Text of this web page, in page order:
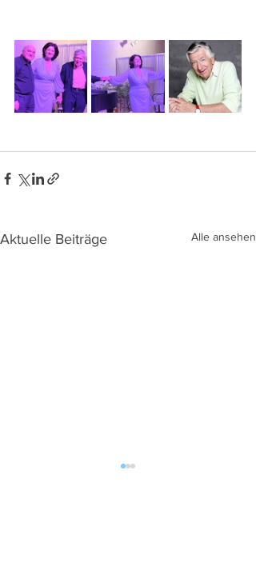
Aktuelle Beiträge Alle ansehen